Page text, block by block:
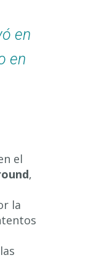
en
en
el
,
la